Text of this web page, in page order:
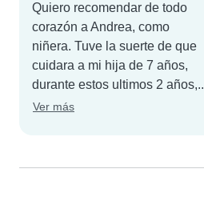
Quiero recomendar de todo
corazón a Andrea, como
niñera. Tuve la suerte de que
cuidara a mi hija de 7 años,
durante estos ultimos 2 años,..
Ver más